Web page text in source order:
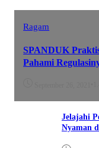
Ragam
SPANDUK
Pahami
Jelajahi
Nyaman